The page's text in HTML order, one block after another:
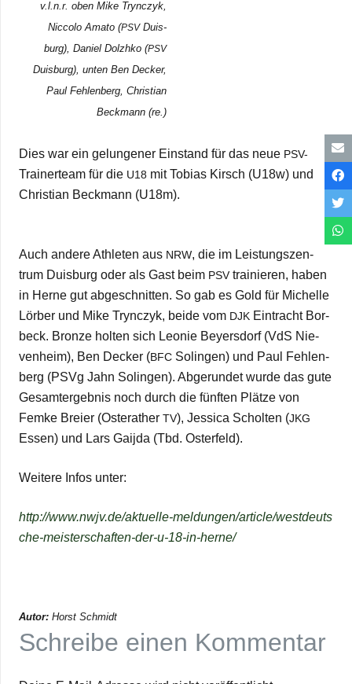
v.l.n.r. oben Mike Tryn­c­zyk,
Nic­colo Amato (PSVDuis­
burg), Daniel Dolzhko (PSV
Duis­burg), unten Ben Decker,
Paul Feh­len­berg, Chris­tian
Beck­mann (re.)
Dies war ein gelun­ge­ner Ein­stand für das neue PSV-
Trai­ner­team für die U18 mit Tobias Kirsch (U18w) und
Chris­tian Beck­mann (U18m).
Auch andere Ath­le­ten aus NRW, die im Leis­tungs­zen­
trum Duis­burg oder als Gast beim PSV trai­nie­ren, haben
in Herne gut abge­schnit­ten. So gab es Gold für Michelle
Lör­ber und Mike Tryn­c­zyk, beide vom DJK Ein­tracht Bor­
beck. Bronze hol­ten sich Leo­nie Bey­ers­dorf (VdS Nie­
ven­heim), Ben Decker (BFC Solin­gen) und Paul Feh­len­
berg (PSVg Jahn Solin­gen). Abge­run­det wurde das gute
Gesamt­ergeb­nis noch durch die fünf­ten Plätze von
Femke Breier (Oste­ra­ther TV), Jes­sica Schol­ten (JKG
Essen) und Lars Gaijda (Tbd. Osterfeld).
Wei­tere Infos unter:
http://​www​.nwjv​.de/​a​k​t​u​e​l​l​e​-​m​e​l​d​u​n​g​e​n​/​a​r​t​i​c​l​e​/​w​e​s​t​d​e​u​t​s​
c​h​e​-​m​e​i​s​t​e​r​s​c​h​a​f​t​e​n​-​d​e​r​-​u​-​1​8​-​i​n​-​h​e​r​ne/
Autor: Horst Schmidt
Schreibe einen Kommentar